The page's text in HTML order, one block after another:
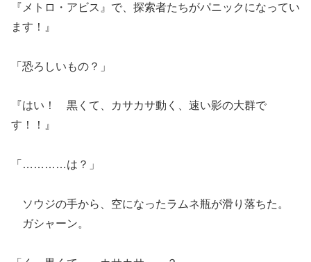
『メトロ・アビス』で、探索者たちがパニックになってい
ます！』
「恐ろしいもの？」
『はい！ 黒くて、カサカサ動く、速い影の大群で
す！！』
「…………は？」
ソウジの手から、空になったラムネ瓶が滑り落ちた。
ガシャーン。